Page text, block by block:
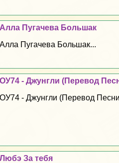
Алла Пугачева Большак
Алла Пугачева Большак...
ОУ74 - Джунгли (Перевод
ОУ74 - Джунгли (Перевод Песни
Любэ За тебя